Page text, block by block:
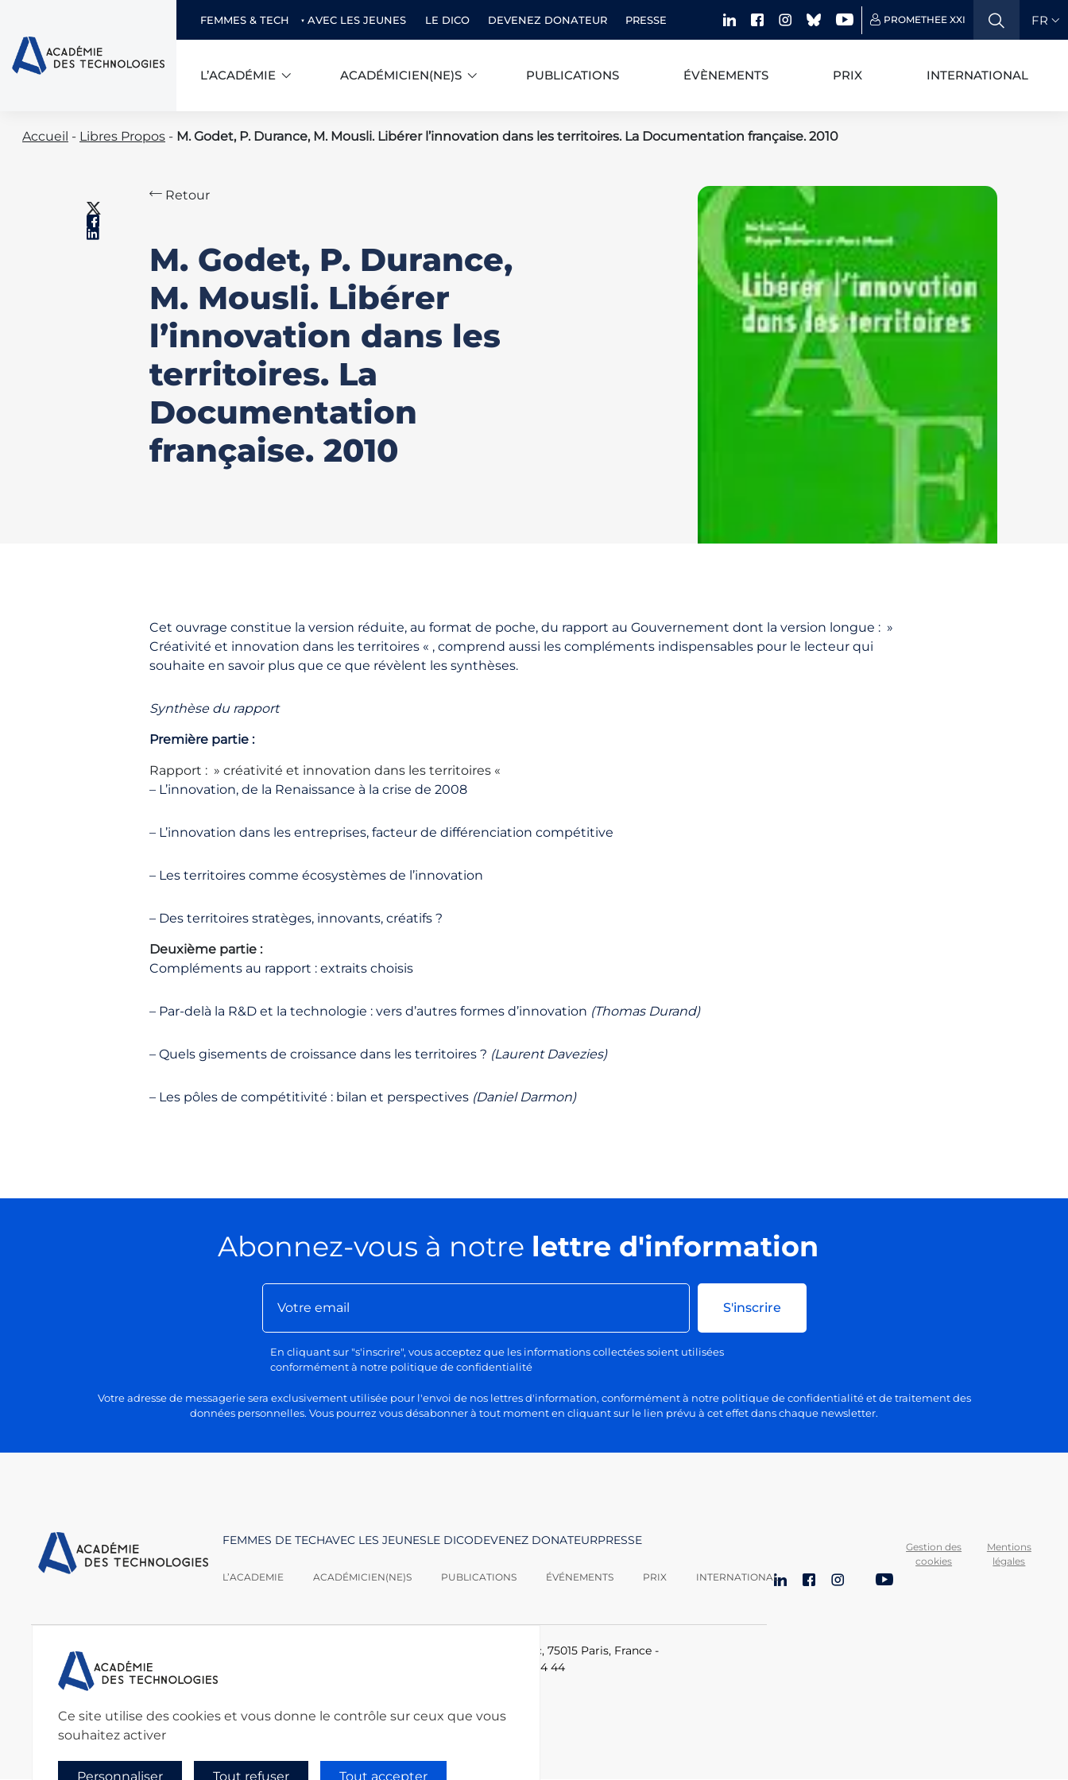
Ce site utilise des cookies et vous donne le contrôle sur ceux que vous
souhaitez activer
Tout accepter
Tout refuser
Personnaliser
FEMMES & TECH AVEC LES JEUNES LE DICO DEVENEZ DONATEUR PRESSE PROMETHEE XXI FR
L’ACADÉMIE ACADÉMICIEN(NE)S PUBLICATIONS ÉVÈNEMENTS PRIX INTERNATIONAL
Accueil - Libres Propos - M. Godet, P. Durance, M. Mousli. Libérer l’innovation dans les territoires. La Documentation française. 2010
Retour
M. Godet, P. Durance,
M. Mousli. Libérer
l’innovation dans les
territoires. La
Documentation
française. 2010
Cet ouvrage constitue la version réduite, au format de poche, du rapport au Gouvernement dont la version longue : »
Créativité et innovation dans les territoires « , comprend aussi les compléments indispensables pour le lecteur qui
souhaite en savoir plus que ce que révèlent les synthèses.
Synthèse du rapport
Première partie :
Rapport : » créativité et innovation dans les territoires «
– L’innovation, de la Renaissance à la crise de 2008
– L’innovation dans les entreprises, facteur de différenciation compétitive
– Les territoires comme écosystèmes de l’innovation
– Des territoires stratèges, innovants, créatifs ?
Deuxième partie :
Compléments au rapport : extraits choisis
– Par-delà la R&D et la technologie : vers d’autres formes d’innovation (Thomas Durand)
– Quels gisements de croissance dans les territoires ? (Laurent Davezies)
– Les pôles de compétitivité : bilan et perspectives(Daniel Darmon)
Abonnez-vous à notre lettre d'information
S'inscrire
En cliquant sur "s'inscrire", vous acceptez que les informations collectées soient utilisées
conformément à notre politique de confidentialité
Votre adresse de messagerie sera exclusivement utilisée pour l'envoi de nos lettres d'information, conformément à notre politique de confidentialité et de traitement des
données personnelles. Vous pourrez vous désabonner à tout moment en cliquant sur le lien prévu à cet effet dans chaque newsletter.
FEMMES DE TECHAVEC LES JEUNESLE DICODEVENEZ DONATEURPRESSE
L’ACADEMIE ACADÉMICIEN(NE)S PUBLICATIONS ÉVÉNEMENTS PRIX INTERNATIONAL
Le Ponant, 19 rue Leblanc, 75015 Paris, France -
+33 (0)1 53 85 44 44
LinkedInFacebook
Instagram
BlueskyYouTube
Gestion des
cookies
Mentions
légales